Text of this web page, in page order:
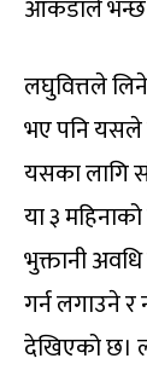
आँकडाले
लघुवित्तले
भए पनि यसले
यसका लागि
या ३ महिनाको
भुक्तानी
गर्न लगाउने
देखिएको छ।